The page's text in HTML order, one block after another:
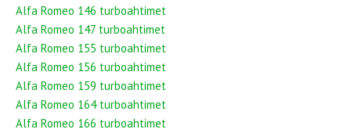
Alfa Romeo 146 turboahtimet
Alfa Romeo 147 turboahtimet
Alfa Romeo 155 turboahtimet
Alfa Romeo 156 turboahtimet
Alfa Romeo 159 turboahtimet
Alfa Romeo 164 turboahtimet
Alfa Romeo 166 turboahtimet